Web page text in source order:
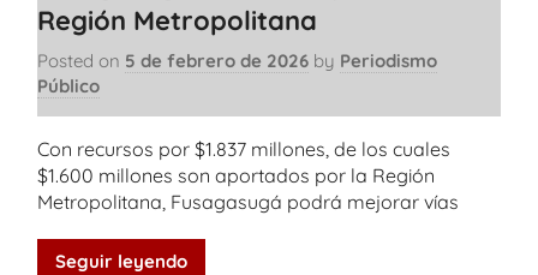
Región Metropolitana
Posted on 5 de febrero de 2026 by Periodismo
Público
Con recursos por $1.837 millones, de los cuales
$1.600 millones son aportados por la Región
Metropolitana, Fusagasugá podrá mejorar vías
Seguir leyendo